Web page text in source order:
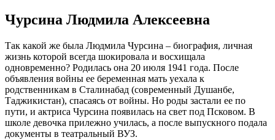
Чурсина Людмила Алексеевна
Так какой же была Людмила Чурсина – биография, личная
жизнь которой всегда шокировала и восхищала
одновременно? Родилась она 20 июля 1941 года. После
объявления войны ее беременная мать уехала к
родственникам в Сталинабад (современный Душанбе,
Таджикистан), спасаясь от войны. Но роды застали ее по
пути, и актриса Чурсина появилась на свет под Псковом. В
школе девочка прилежно училась, а после выпускного подала
документы в театральный ВУЗ.